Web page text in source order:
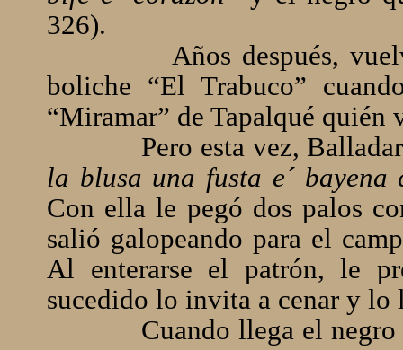
326).
Años después,
boliche “El Trabuco”
“Miramar” de Tapalqué quién
Pero esta vez,
la blusa una fusta e´
Con ella le pegó dos palos
salió galopeando para el
Al enterarse el patrón, le
sucedido lo invita a cenar y
Cuando llega el negro